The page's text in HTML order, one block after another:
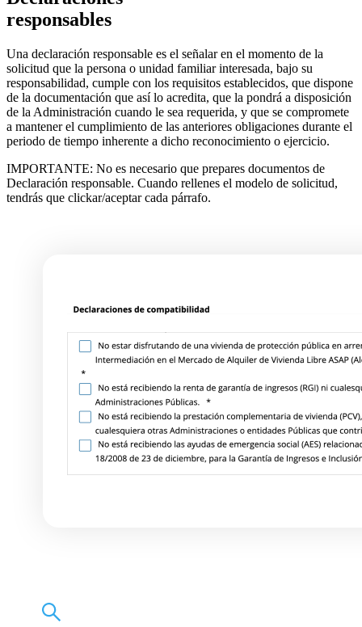
responsables
Una declaración responsable es el señalar en el momento de la
solicitud que la persona o unidad familiar interesada, bajo su
responsabilidad, cumple con los requisitos establecidos, que dispone
de la documentación que así lo acredita, que la pondrá a disposición
de la Administración cuando le sea requerida, y que se compromete
a mantener el cumplimiento de las anteriores obligaciones durante el
periodo de tiempo inherente a dicho reconocimiento o ejercicio.
IMPORTANTE: No es necesario que prepares documentos de
Declaración responsable. Cuando rellenes el modelo de solicitud,
tendrás que clickar/aceptar cada párrafo.